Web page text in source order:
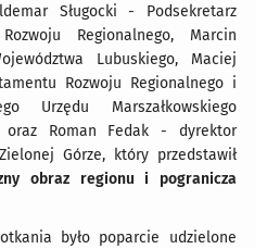
Sługocki - Podsekretarz
Regionalnego, Marcin
Lubuskiego, Maciej
Rozwoju Regionalnego i
Urzędu Marszałkowskiego
oraz Roman Fedak - dyrektor
Górze, który przedstawił
obraz regionu i pogranicza
było poparcie udzielone